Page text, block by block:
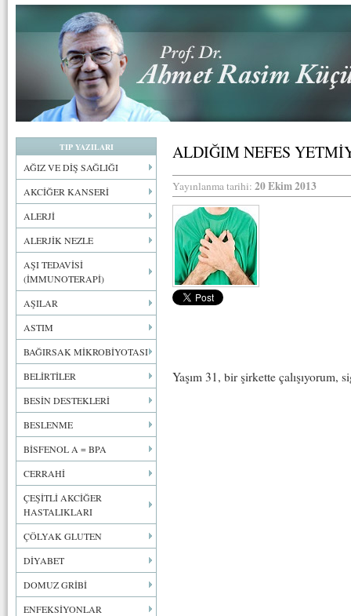
TIP YAZILARI
AĞIZ VE DİŞ SAĞLIĞI
AKCİĞER KANSERİ
ALERJİ
ALERJİK NEZLE
AŞI TEDAVİSİ
(İMMUNOTERAPİ)
AŞILAR
ASTIM
BAĞIRSAK MİKROBİYOTASI
BELİRTİLER
BESİN DESTEKLERİ
BESLENME
BİSFENOL A = BPA
CERRAHİ
ÇEŞİTLİ AKCİĞER
HASTALIKLARI
ÇÖLYAK GLUTEN
DİYABET
DOMUZ GRİBİ
ENFEKSİYONLAR
ALDIĞIM NEFES
Yayınlanma tarihi: 20 Ekim 2013
Yaşım 31, bir şirkette çalışıyorum,